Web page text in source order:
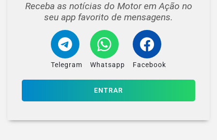
Receba as notícias do Motor em Ação no
seu app favorito de mensagens.
Telegram Whatsapp Facebook
ENTRAR